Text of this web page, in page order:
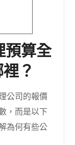
算全
？
公司的報價
，而是以下
為何有些公